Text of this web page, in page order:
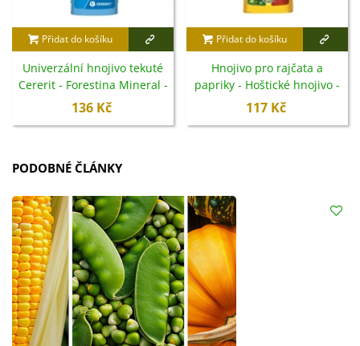
Přidat do košíku
Univerzální hnojivo tekuté
Cererit - Forestina Mineral -
1 l
136 Kč
Přidat do košíku
Hnojivo pro rajčata a
papriky - Hoštické hnojivo -
500 ml
117 Kč
PODOBNÉ ČLÁNKY